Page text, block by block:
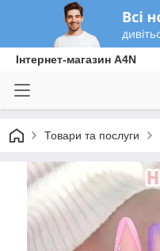
Інтернет-магазин A4N
Товари та послуги